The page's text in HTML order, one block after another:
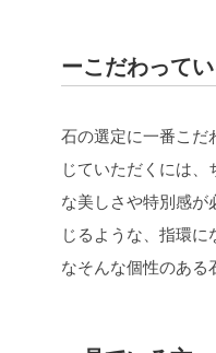
ーこだわって
石の選定に一番こだ
じていただくには、
な美しさや特別感
じるような、指環に
なそんな個性のある